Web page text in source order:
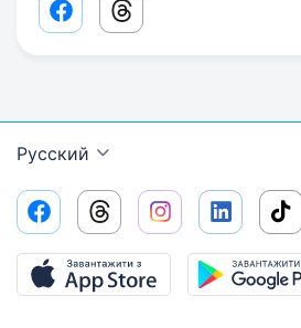
Facebook share link
Threads share link
Русский